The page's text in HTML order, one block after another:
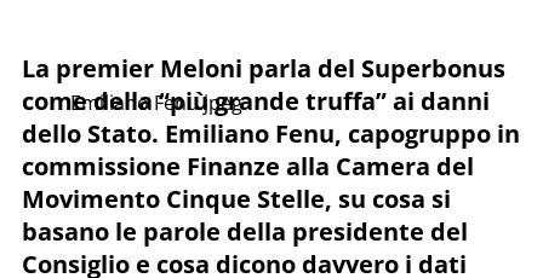
Emiliano Fenu.jpeg
La premier Meloni parla del Superbonus
come della “più grande truffa” ai danni
dello Stato. Emiliano Fenu, capogruppo in
commissione Finanze alla Camera del
Movimento Cinque Stelle, su cosa si
basano le parole della presidente del
Consiglio e cosa dicono davvero i dati